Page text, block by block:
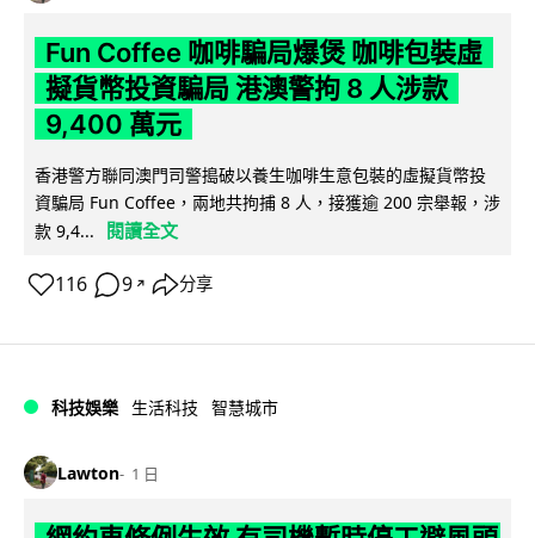
Fun Coffee 咖啡騙局爆煲 咖啡包裝虛
擬貨幣投資騙局 港澳警拘 8 人涉款
9,400 萬元
香港警方聯同澳門司警搗破以養生咖啡生意包裝的虛擬貨幣投
資騙局 Fun Coffee，兩地共拘捕 8 人，接獲逾 200 宗舉報，涉
款 9,4...
閱讀全文
116 9 ↗ 分享
科技娛樂 生活科技 智慧城市
Lawton 1 日